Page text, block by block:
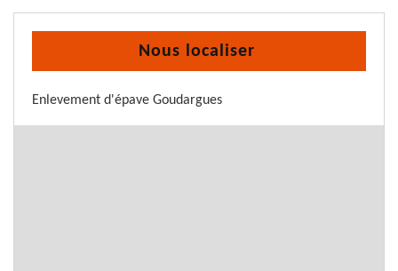
Nous localiser
Enlevement d'épave Goudargues